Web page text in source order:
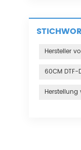
Hersteller
60CM DTF-
Herstellung